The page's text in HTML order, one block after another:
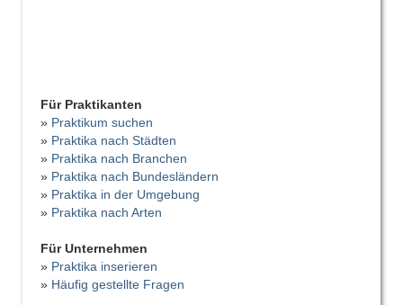
Für Praktikanten
» Praktikum suchen
» Praktika nach Städten
» Praktika nach Branchen
» Praktika nach Bundesländern
» Praktika in der Umgebung
» Praktika nach Arten
Für Unternehmen
» Praktika inserieren
» Häufig gestellte Fragen